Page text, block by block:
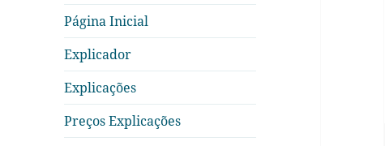
Página Inicial
Explicador
Explicações
Preços Explicações